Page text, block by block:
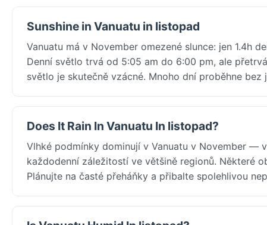
Sunshine in Vanuatu in listopad
Vanuatu má v November omezené slunce: jen 1.4h
Denní světlo trvá od 5:05 am do 6:00 pm, ale
světlo je skutečně vzácné. Mnoho dní proběhne
Does It Rain In Vanuatu In listopad?
Vlhké podmínky dominují v Vanuatu v November —
každodenní záležitostí ve většině regionů. Některé
Plánujte na časté přeháňky a přibalte spolehlivou